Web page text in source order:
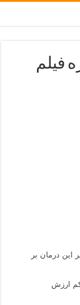
فیلم
این درمان بر
ارزش